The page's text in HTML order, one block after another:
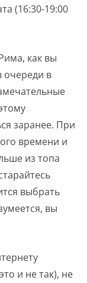
(16:30-19:00
как вы
очереди в
заранее. При
времени и
из топа
выбрать
вы
и не так), не